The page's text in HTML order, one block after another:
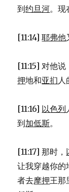
到约旦河。现
[11:14]耶弗他
[11:15] 对他说
押地和亚扪人
[11:16] 以色列
到加低斯。
[11:17] 那时，
让我穿越你的
者去摩押王那